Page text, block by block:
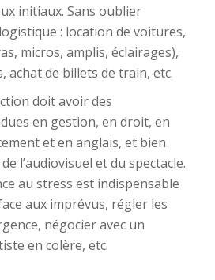
initiaux. Sans oublier
: location de voitures,
micros, amplis, éclairages),
achat de billets de train, etc.
doit avoir des
en gestion, en droit, en
et en anglais, et bien
l’audiovisuel et du spectacle.
au stress est indispensable
aux imprévus, régler les
négocier avec un
en colère, etc.